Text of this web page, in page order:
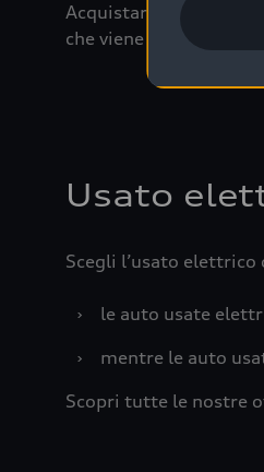
Acquistare un’auto
che viene sottoposto
Usato
Scegli l’usato
›
le auto usate
›
mentre le auto
Scopri tutte le nostre